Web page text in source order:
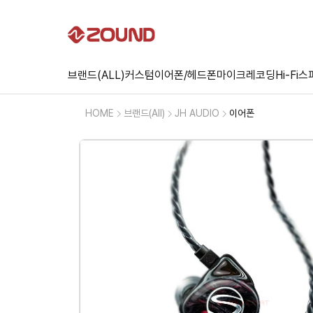
브랜드(ALL)커스텀이어폰/헤드폰마이크레코딩Hi-Fi스
HOME 브랜드(All) JH AUDIO 이어폰